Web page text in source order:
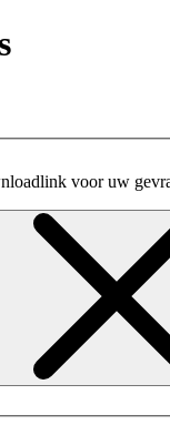
voor uw